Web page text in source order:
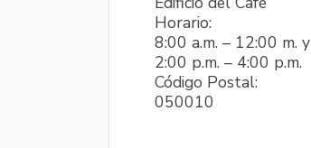
Horario:
8:00 a.m. – 12:00 m. y
2:00 p.m. – 4:00 p.m.
Código Postal:
050010